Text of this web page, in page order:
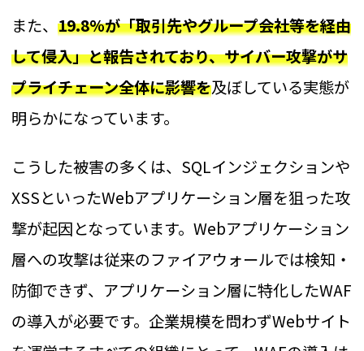
また、19.8%が「取引先やグループ会社等を経由
して侵入」と報告されており、サイバー攻撃がサ
プライチェーン全体に影響を及ぼしている実態が
明らかになっています。
こうした被害の多くは、SQLインジェクションや
XSSといったWebアプリケーション層を狙った攻
撃が起因となっています。Webアプリケーション
層への攻撃は従来のファイアウォールでは検知・
防御できず、アプリケーション層に特化したWAF
の導入が必要です。企業規模を問わずWebサイト